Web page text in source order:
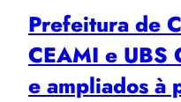
Prefeitura de
CEAMI e UBS
e ampliados à